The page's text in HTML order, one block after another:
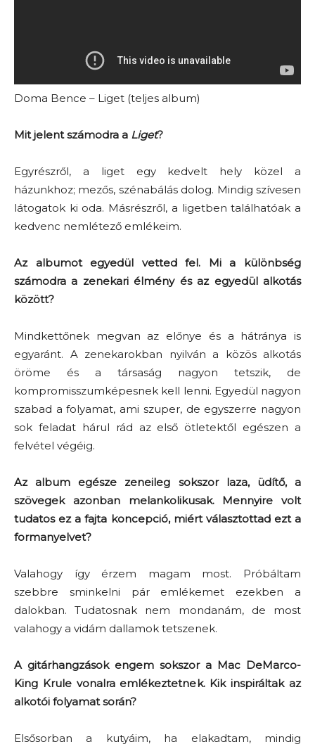
Doma Bence – Liget (teljes album)
Mit jelent számodra a Liget?
Egyrészről, a liget egy kedvelt hely közel a
házunkhoz; mezős, szénabálás dolog. Mindig szívesen
látogatok ki oda. Másrészről, a ligetben találhatóak a
kedvenc nemlétező emlékeim.
Az albumot egyedül vetted fel. Mi a különbség
számodra a zenekari élmény és az egyedül alkotás
között?
Mindkettőnek megvan az előnye és a hátránya is
egyaránt. A zenekarokban nyilván a közös alkotás
öröme és a társaság nagyon tetszik, de
kompromisszumképesnek kell lenni. Egyedül nagyon
szabad a folyamat, ami szuper, de egyszerre nagyon
sok feladat hárul rád az első ötletektől egészen a
felvétel végéig.
Az album egésze zeneileg sokszor laza, üdítő, a
szövegek azonban melankolikusak. Mennyire volt
tudatos ez a fajta koncepció, miért választottad ezt a
formanyelvet?
Valahogy így érzem magam most. Próbáltam
szebbre sminkelni pár emlékemet ezekben a
dalokban. Tudatosnak nem mondanám, de most
valahogy a vidám dallamok tetszenek.
A gitárhangzások engem sokszor a Mac DeMarco-
King Krule vonalra emlékeztetnek. Kik inspiráltak az
alkotói folyamat során?
Elsősorban a kutyáim, ha elakadtam, mindig